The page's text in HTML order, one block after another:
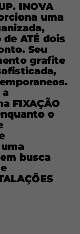
INOVA
uma
ATÉ dois
Seu
grafite
FIXAÇÃO
o
uma
busca